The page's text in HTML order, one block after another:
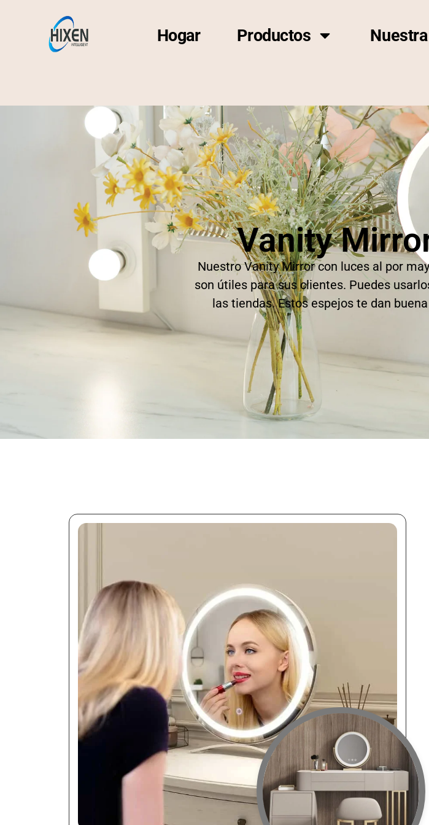
Hogar Productos
Vanity
Nuestro Vanity Mirror con luces al por
son útiles para sus clientes. Puedes
las tiendas. Estos espejos te dan